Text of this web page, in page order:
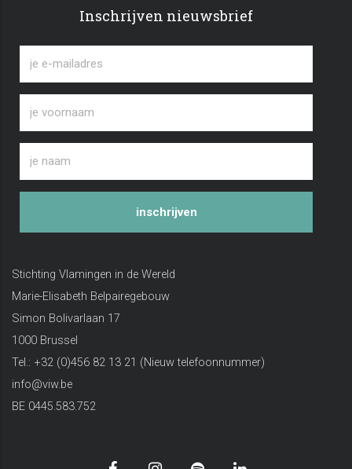
Inschrijven nieuwsbrief
inschrijven
Stichting Vlamingen in de Wereld
Marie-Elisabeth Belpairegebouw
Simon Bolivarlaan 17
1000 Brussel
Tel.: +32 (0)456 82 13 21 (Nieuw telefoonnummer)
info@viw.be
BE 0445.583.752